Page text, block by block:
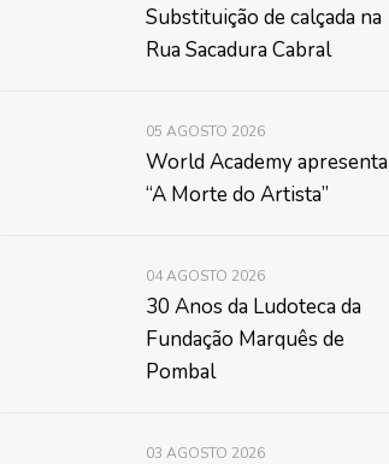
Substituição de calçada na
Rua Sacadura Cabral
05 AGOSTO 2026
World Academy apresenta
“A Morte do Artista”
04 AGOSTO 2026
30 Anos da Ludoteca da
Fundação Marquês de
Pombal
03 AGOSTO 2026